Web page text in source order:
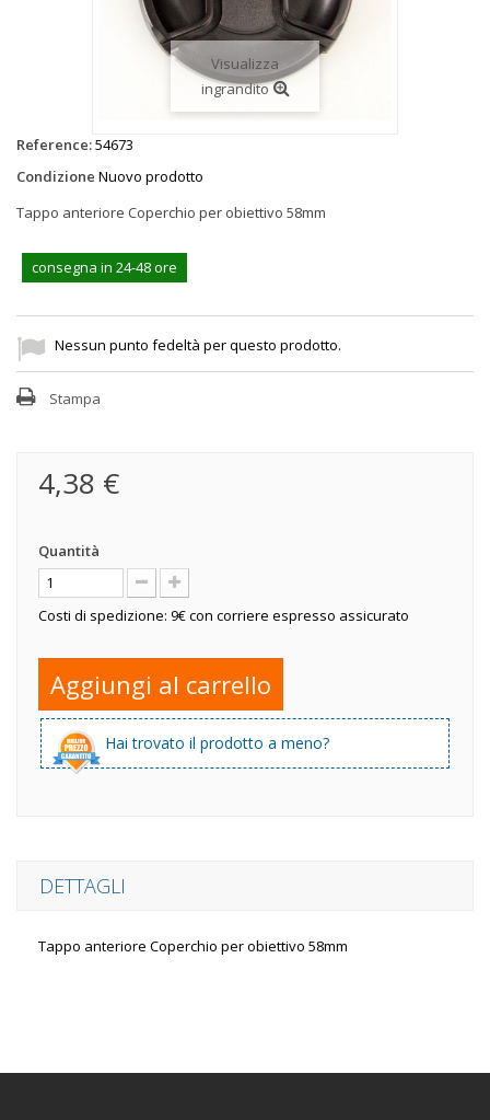
Visualizza
ingrandito
Reference:54673
Condizione Nuovo prodotto
Tappo anteriore Coperchio per obiettivo 58mm
consegna in 24-48 ore
Nessun punto fedeltà per questo prodotto.
Stampa
4,38 €
Quantità
Costi di spedizione: 9€ con corriere espresso assicurato
Aggiungi al carrello
Hai trovato il prodotto a meno?
DETTAGLI
Tappo anteriore Coperchio per obiettivo 58mm